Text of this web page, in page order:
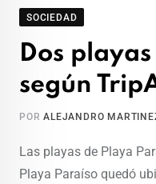
SOCIEDAD
Dos
según
PORALEJANDRO
Las playas de Playa
Playa Paraíso quedó